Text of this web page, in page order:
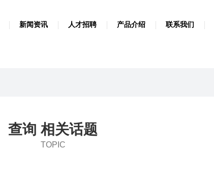
新闻资讯 人才招聘 产品介绍 联系我们
查询 相关话题
TOPIC